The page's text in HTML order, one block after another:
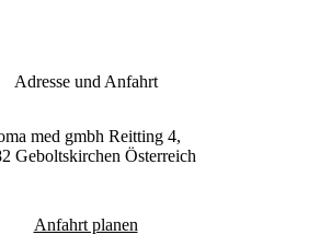
Adresse und Anfahrt
med gmbh Reitting 4,
Geboltskirchen Österreich
Anfahrt planen